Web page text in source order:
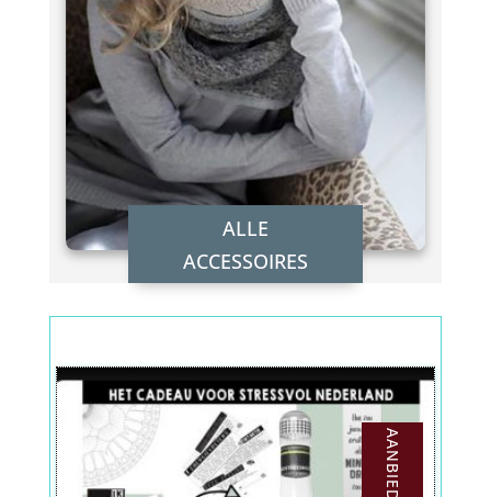
ALLE
ACCESSOIRES